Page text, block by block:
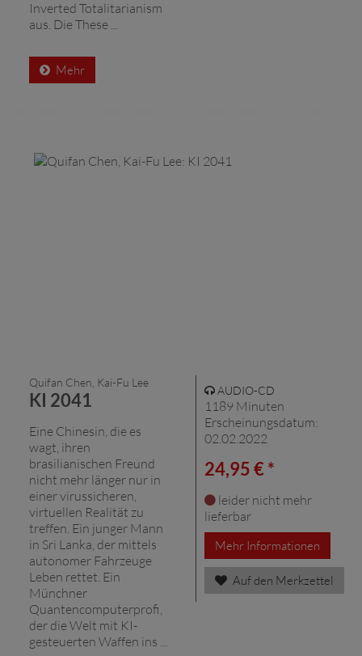
Inverted Totalitarianism
aus. Die These ...
Mehr
Quifan Chen, Kai-Fu Lee
KI 2041
Eine Chinesin, die es
wagt, ihren
brasilianischen Freund
nicht mehr länger nur in
einer virussicheren,
virtuellen Realität zu
treffen. Ein junger Mann
in Sri Lanka, der mittels
autonomer Fahrzeuge
Leben rettet. Ein
Münchner
Quantencomputerprofi,
der die Welt mit KI-
gesteuerten Waffen ins ...
AUDIO-CD
1189 Minuten
Erscheinungsdatum:
02.02.2022
24,95 € *
leider nicht mehr
lieferbar
Mehr Informationen
Auf den Merkzettel